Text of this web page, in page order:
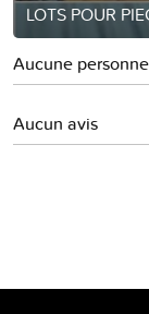
LOTS POUR
Aucune
Aucun avis